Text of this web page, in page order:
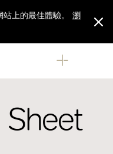
瀏
上的最佳體驗。
瀏